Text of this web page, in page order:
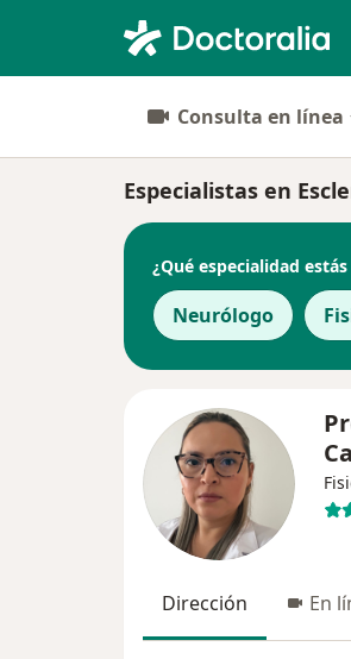
Consulta en línea
Especialistas en
¿Qué especialidad
Neurólogo
Dirección En